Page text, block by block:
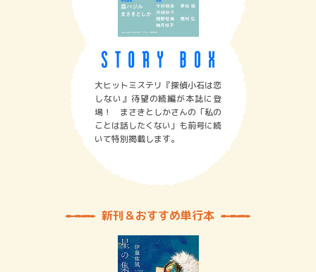
大ヒットミステリ『探偵小石は恋
しない』待望の続編が本誌に登
場！ まさきとしかさんの「私の
ことは話したくない」も前号に続
いて特別掲載します。
新刊＆おすすめ単行本